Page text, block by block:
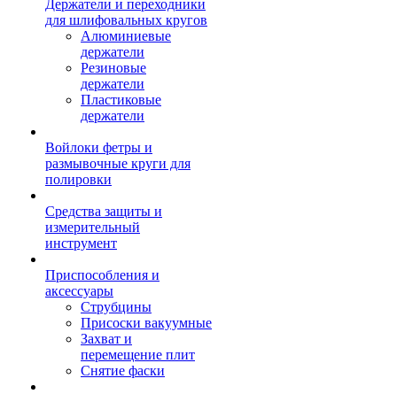
Держатели и переходники
для шлифовальных кругов
Алюминиевые
держатели
Резиновые
держатели
Пластиковые
держатели
Войлоки фетры и
размывочные круги для
полировки
Средства защиты и
измерительный
инструмент
Приспособления и
аксессуары
Струбцины
Присоски вакуумные
Захват и
перемещение плит
Снятие фаски